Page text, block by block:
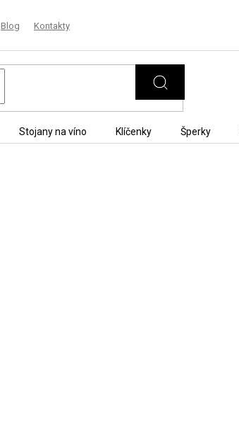
Blog Kontakty
Stojany na víno Klíčenky Šperky